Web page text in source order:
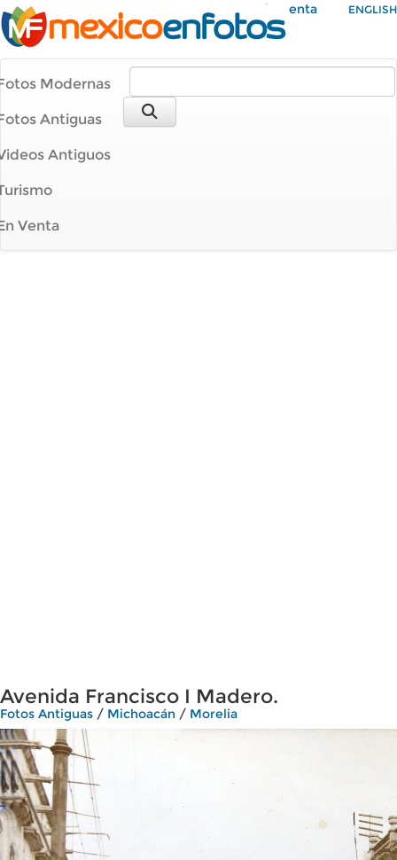
Mi Cuenta ENGLISH
Modernas
Antiguas
Antiguos
Venta
Avenida Francisco I Madero.
Fotos Antiguas / Michoacán / Morelia